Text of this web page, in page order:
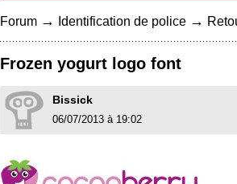
Forum → Identification de police →
Frozen yogurt logo font
Bissick
06/07/2013 à 19:02